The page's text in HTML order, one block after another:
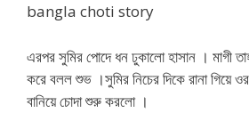
bangla choti story
এরপর সুমির পোদে ধন ঢুকালো হাসান । মাগী
করে বলল শুভ ।সুমির নিচের দিকে রানা গিয়ে
বানিয়ে চোদা শুরু করলো ।